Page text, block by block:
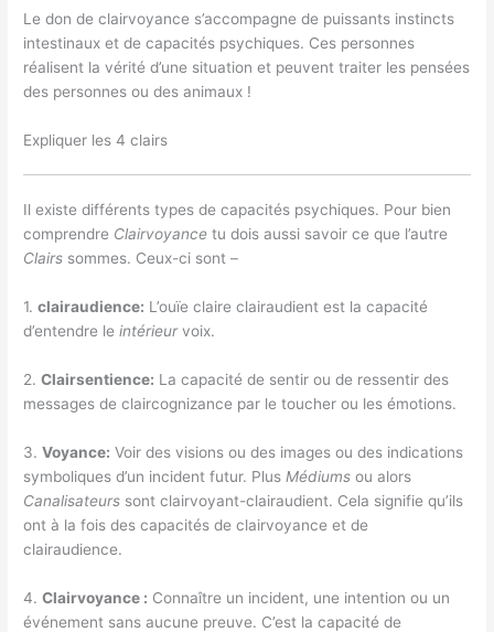
Le don de clairvoyance s’accompagne de puissants instincts
intestinaux et de capacités psychiques. Ces personnes
réalisent la vérité d’une situation et peuvent traiter les pensées
des personnes ou des animaux !
Expliquer les 4 clairs
Il existe différents types de capacités psychiques. Pour bien
comprendre Clairvoyancetu dois aussi savoir ce que l’autre
Clairs sommes. Ceux-ci sont –
1.clairaudience: L’ouïe claire clairaudient est la capacité
d’entendre leintérieurvoix.
2.Clairsentience: La capacité de sentir ou de ressentir des
messages de claircognizance par le toucher ou les émotions.
3.Voyance: Voir des visions ou des images ou des indications
symboliques d’un incident futur. Plus Médiums ou alors
Canalisateurs sont clairvoyant-clairaudient. Cela signifie qu’ils
ont à la fois des capacités de clairvoyance et de
clairaudience.
4.Clairvoyance : Connaître un incident, une intention ou un
événement sans aucune preuve. C’est la capacité de